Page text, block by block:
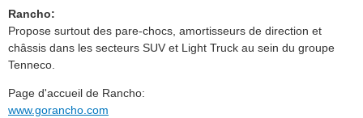
Rancho:
Propose surtout des pare-chocs, amortisseurs de direction et
châssis dans les secteurs SUV et Light Truck au sein du groupe
Tenneco.
Page d'accueil de Rancho:
www.gorancho.com